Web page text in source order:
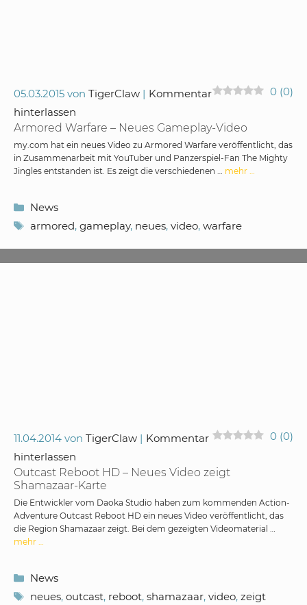
Armored Warfare – Neues Gameplay-Video
05.03.2015 von TigerClaw 0 (0)
Kommentar
hinterlassen
my.com hat ein neues Video zu Armored Warfare veröffentlicht, das
in Zusammenarbeit mit YouTuber und Panzerspiel-Fan The Mighty
Jingles entstanden ist. Es zeigt die verschiedenen … mehr …
Kategorien
News
Schlagwörter
armored, gameplay, neues, video, warfare
Outcast Reboot HD – Neues Video zeigt
Shamazaar-Karte
11.04.2014 von TigerClaw 0 (0)
Kommentar
hinterlassen
Die Entwickler vom Daoka Studio haben zum kommenden Action-
Adventure Outcast Reboot HD ein neues Video veröffentlicht, das
die Region Shamazaar zeigt. Bei dem gezeigten Videomaterial …
mehr …
Kategorien
News
Schlagwörter
neues, outcast, reboot, shamazaar, video, zeigt